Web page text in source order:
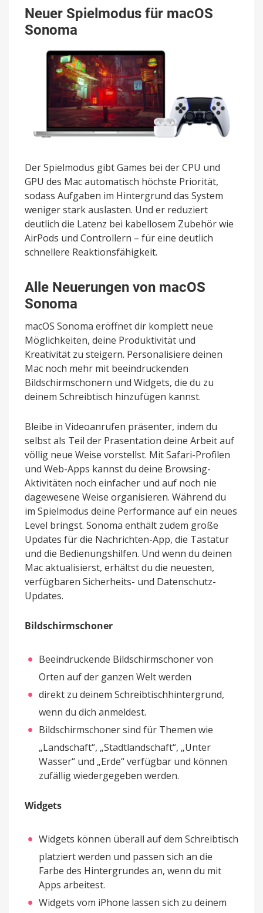
Neuer Spielmodus für macOS
Sonoma
Der Spielmodus gibt Games bei der CPU und
GPU des Mac auto­matisch höchste Priorität,
sodass Aufgaben im Hinter­­grund das System
weniger stark auslasten. Und er reduziert
deutlich die Latenz bei kabellosem Zubehör wie
AirPods und Controllern – für eine deutlich
schnellere Reaktions­fähigkeit.
Alle Neuerungen von macOS
Sonoma
macOS Sonoma eröffnet dir komplett neue
Möglichkeiten, deine Produktivität und
Kreativität zu steigern. Personalisiere deinen
Mac noch mehr mit beeindruckenden
Bildschirmschonern und Widgets, die du zu
deinem Schreibtisch hinzufügen kannst.
Bleibe in Videoanrufen präsenter, indem du
selbst als Teil der Prasentation deine Arbeit auf
völlig neue Weise vorstellst. Mit Safari-Profilen
und Web-Apps kannst du deine Browsing-
Aktivitäten noch einfacher und auf noch nie
dagewesene Weise organisieren. Während du
im Spielmodus deine Performance auf ein neues
Level bringst. Sonoma enthält zudem große
Updates für die Nachrichten-App, die Tastatur
und die Bedienungshilfen. Und wenn du deinen
Mac aktualisierst, erhältst du die neuesten,
verfügbaren Sicherheits- und Datenschutz-
Updates.
Bildschirmschoner
Beeindruckende Bildschirmschoner von
Orten auf der ganzen Welt werden
direkt zu deinem Schreibtischhintergrund,
wenn du dich anmeldest.
Bildschirmschoner sind für Themen wie
„Landschaft“, „Stadtlandschaft“, „Unter
Wasser“ und „Erde“ verfügbar und können
zufällig wiedergegeben werden.
Widgets
Widgets können überall auf dem Schreibtisch
platziert werden und passen sich an die
Farbe des Hintergrundes an, wenn du mit
Apps arbeitest.
Widgets vom iPhone lassen sich zu deinem